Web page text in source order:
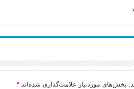
بخش‌های موردنیاز علامت‌گذاری شده‌اند*